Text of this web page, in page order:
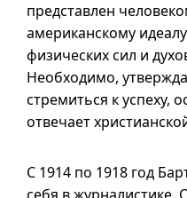
представлен
американскому
физических сил и
Необходимо,
стремиться к успеху,
отвечает
С 1914 по 1918 год